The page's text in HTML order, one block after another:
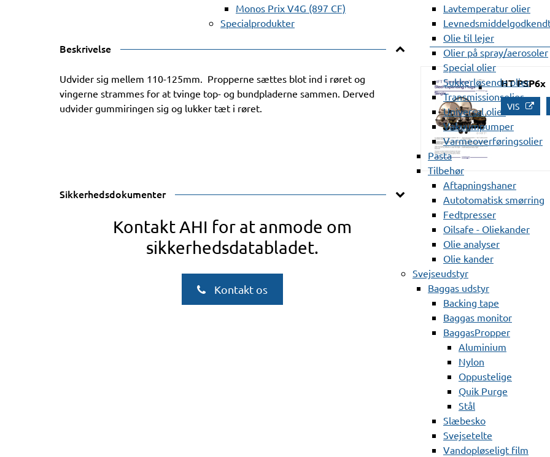
Monos Prix V4G (897 CF)
Specialprodukter
Lavtemperatur olier
Olie til lejer
Olier på spray/aerosoler
Special olier
Sukkerløsende olier
Transmissionsolier
Universal olier
Vakuumpumper
Varmeoverføringsolier
Pasta
Tilbehør
Aftapningshaner
Autotomatisk smørring
Fedtpresser
Oilsafe - Oliekander
Olie analyser
Olie kander
Svejseudstyr
Baggas udstyr
Backing tape
Baggas monitor
BaggasPropper
Aluminium
Nylon
Oppustelige
Quik Purge
Stål
Slæbesko
Svejsetelte
Vandopløseligt film
Beskrivelse
Udvider sig mellem 110-125mm. Propperne sættes blot ind i røret og
vingerne strammes for at tvinge top- og bundpladerne sammen. Derved
udvider gummiringen sig og lukker tæt i røret.
HT PSP6x
VIS
Sikkerhedsdokumenter
Kontakt AHI for at anmode om
sikkerhedsdatabladet.
Kontakt os